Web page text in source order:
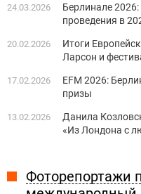
24.03.2026
Берлинале
проведения в
20.02.2026
Итоги
Ларсон и
17.02.2026
EFM 2026:
призы
13.02.2026
Данила
«Из Лондона с
Фоторепортажи